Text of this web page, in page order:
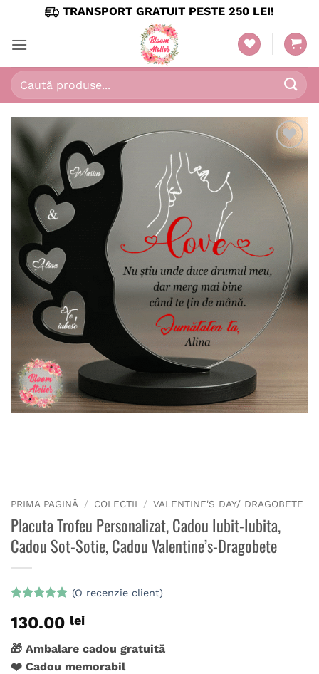
content
TRANSPORT GRATUIT PESTE 250 LEI!
Caută
după:
Adaugă
în
wishlist
PRIMA PAGINĂ / COLECTII / VALENTINE'S DAY/ DRAGOBETE
Placuta Trofeu Personalizat, Cadou Iubit-Iubita,
Cadou Sot-Sotie, Cadou Valentine’s-Dragobete
5din 5 pe
baza unei
singure
evaluări
(O recenzie client)
130.00 lei
🎁 Ambalare cadou gratuită
❤️ Cadou memorabil